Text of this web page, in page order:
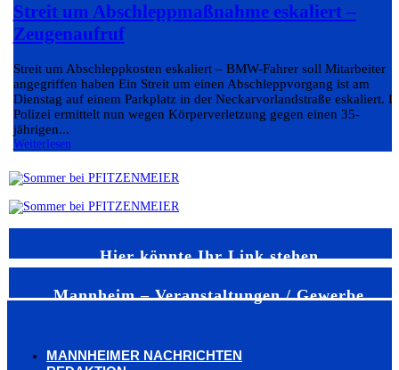
Streit um Abschleppmaßnahme eskaliert –
Zeugenaufruf
Streit um Abschleppkosten eskaliert – BMW-Fahrer soll Mitarbeiter
angegriffen haben Ein Streit um einen Abschleppvorgang ist am
Dienstag auf einem Parkplatz in der Neckarvorlandstraße eskaliert.
Polizei ermittelt nun wegen Körperverletzung gegen einen 35-
jährigen...
Weiterlesen
Hier könnte Ihr Link stehen
Mannheim – Veranstaltungen / Gewerbe
MANNHEIMER NACHRICHTEN